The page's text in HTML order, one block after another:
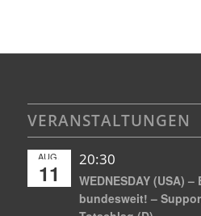
VERANSTALTUNGEN
AUG.
11
20:30
WEDNESDAY (USA)
bundesweit! –